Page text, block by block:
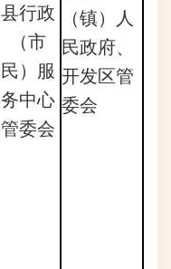
县行政
（市
民）服
务中心
管委会
（镇）人
民政府、
开发区管
委会